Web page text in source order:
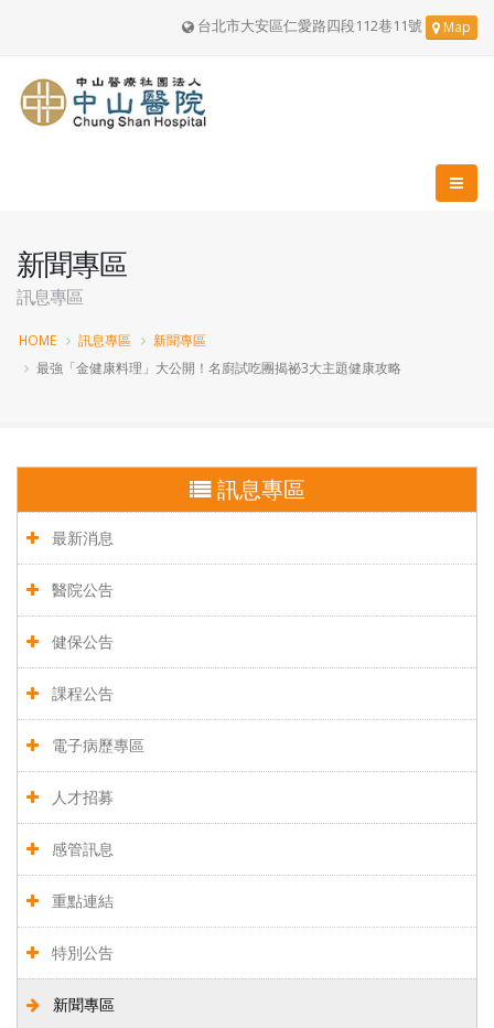
台北市大安區仁愛路四段112巷11號 Map
新聞專區
訊息專區
HOME 訊息專區
新聞專區
最強「金健康料理」大公開！名廚試吃團揭祕3大主題健康攻略
訊息專區
最新消息
醫院公告
健保公告
課程公告
電子病歷專區
人才招募
感管訊息
重點連結
特別公告
新聞專區